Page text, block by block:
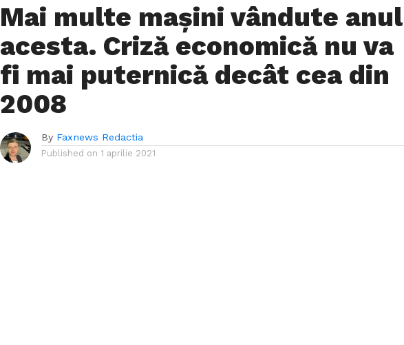
Mai multe mașini vândute anul
acesta. Criză economică nu va
fi mai puternică decât cea din
2008
By Faxnews Redactia
Published on 1 aprilie 2021